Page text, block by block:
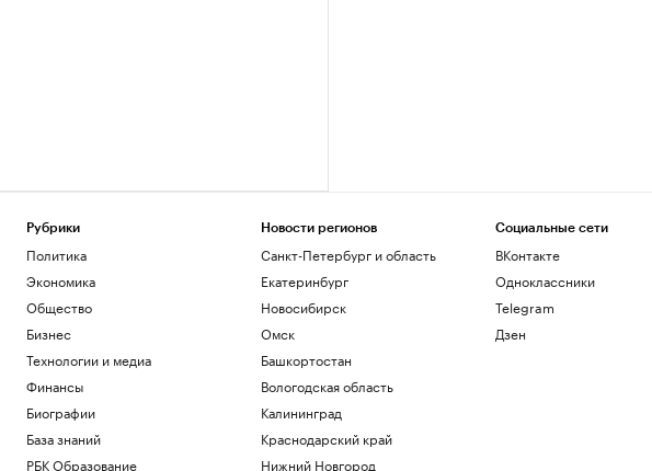
Рубрики
Политика
Экономика
Общество
Бизнес
Технологии и медиа
Финансы
Биографии
База знаний
РБК Образование
Новости регионов
Санкт-Петербург и область
Екатеринбург
Новосибирск
Омск
Башкортостан
Вологодская область
Калининград
Краснодарский край
Нижний Новгород
Социальные сети
ВКонтакте
Одноклассники
Telegram
Дзен